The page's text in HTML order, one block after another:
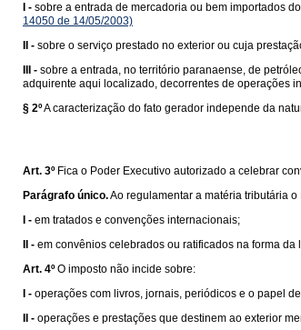
I - sobre a entrada de mercadoria ou bem importados
14050 de 14/05/2003)
II - sobre o serviço prestado no exterior ou cuja
III - sobre a entrada, no território paranaense, de
adquirente aqui localizado, decorrentes de operações
§ 2ºA caracterização do fato gerador independe da
Art. 3º Fica o Poder Executivo autorizado a celebrar
Parágrafo único.Ao regulamentar a matéria tributária
I - em tratados e convenções internacionais;
II - em convênios celebrados ou ratificados na forma
Art. 4º O imposto não incide sobre:
I - operações com livros, jornais, periódicos e o papel
II - operações e prestações que destinem ao exterior